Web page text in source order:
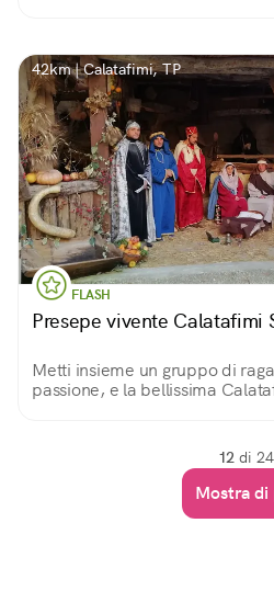
42km | Calatafimi, TP
FLASH
Presepe vivente Calatafimi
Metti insieme un gruppo di
passione, e la bellissima
12 di 24
Mostra di